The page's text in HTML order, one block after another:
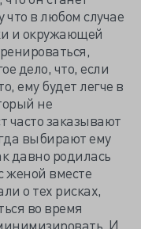
в любом случае
и окружающей
дело, что, если
ему будет легче в
не
часто заказывают
выбирают ему
давно родилась
женой вместе
о тех рисках,
во время
И